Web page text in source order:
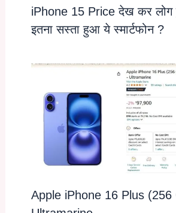
iPhone 15 Price देख कर लोग
इतना सस्ता हुआ ये स्मार्टफोन ?
Apple iPhone 16 Plus (256